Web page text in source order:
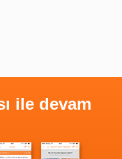
ile devam